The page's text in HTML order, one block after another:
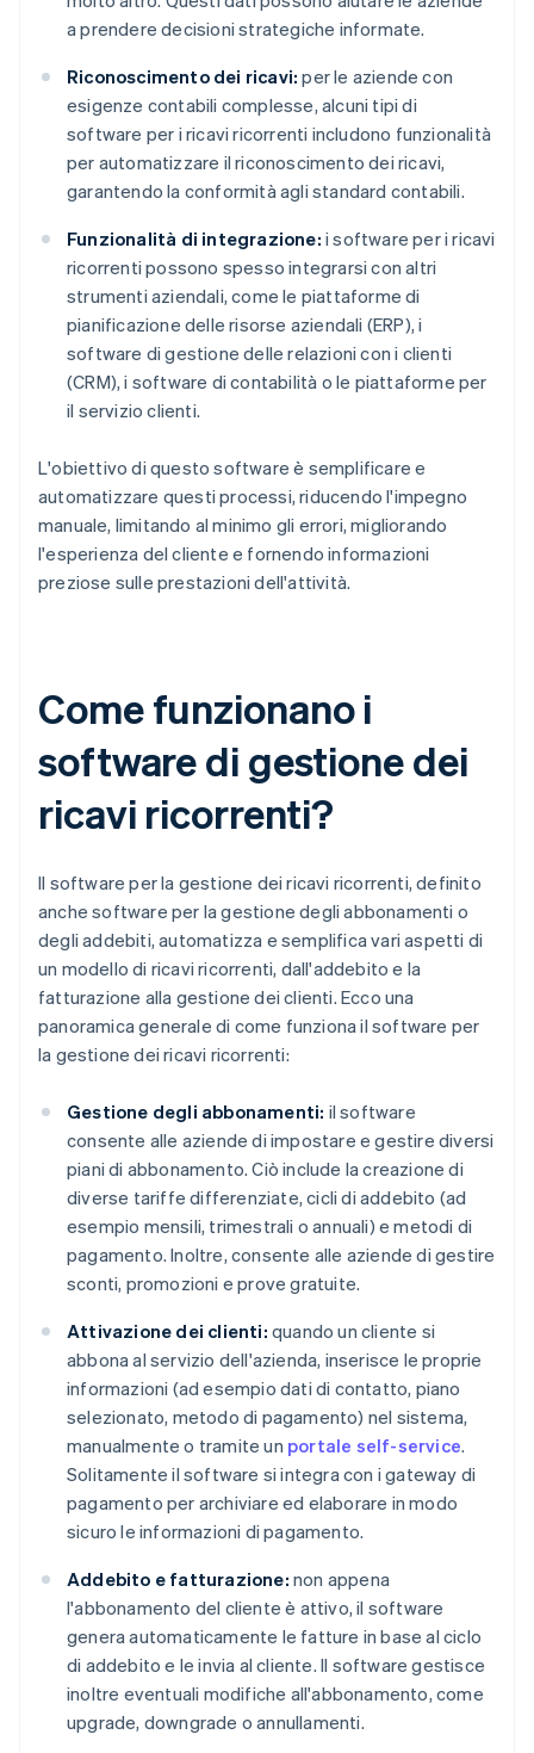
a prendere decisioni strategiche informate.
Riconoscimento dei ricavi: per le aziende con
esigenze contabili complesse, alcuni tipi di
software per i ricavi ricorrenti includono funzionalità
per automatizzare il riconoscimento dei ricavi,
garantendo la conformità agli standard contabili.
Funzionalità di integrazione: i software per i ricavi
ricorrenti possono spesso integrarsi con altri
strumenti aziendali, come le piattaforme di
pianificazione delle risorse aziendali (ERP), i
software di gestione delle relazioni con i clienti
(CRM), i software di contabilità o le piattaforme per
il servizio clienti.
L'obiettivo di questo software è semplificare e
automatizzare questi processi, riducendo l'impegno
manuale, limitando al minimo gli errori, migliorando
l'esperienza del cliente e fornendo informazioni
preziose sulle prestazioni dell'attività.
Come funzionano i
software di gestione dei
ricavi ricorrenti?
Il software per la gestione dei ricavi ricorrenti, definito
anche software per la gestione degli abbonamenti o
degli addebiti, automatizza e semplifica vari aspetti di
un modello di ricavi ricorrenti, dall'addebito e la
fatturazione alla gestione dei clienti. Ecco una
panoramica generale di come funziona il software per
la gestione dei ricavi ricorrenti:
Gestione degli abbonamenti: il software
consente alle aziende di impostare e gestire diversi
piani di abbonamento. Ciò include la creazione di
diverse tariffe differenziate, cicli di addebito (ad
esempio mensili, trimestrali o annuali) e metodi di
pagamento. Inoltre, consente alle aziende di gestire
sconti, promozioni e prove gratuite.
Attivazione dei clienti: quando un cliente si
abbona al servizio dell'azienda, inserisce le proprie
informazioni (ad esempio dati di contatto, piano
selezionato, metodo di pagamento) nel sistema,
manualmente o tramite un portale self-service.
Solitamente il software si integra con i gateway di
pagamento per archiviare ed elaborare in modo
sicuro le informazioni di pagamento.
Addebito e fatturazione: non appena
l'abbonamento del cliente è attivo, il software
genera automaticamente le fatture in base al ciclo
di addebito e le invia al cliente. Il software gestisce
inoltre eventuali modifiche all'abbonamento, come
upgrade, downgrade o annullamenti.